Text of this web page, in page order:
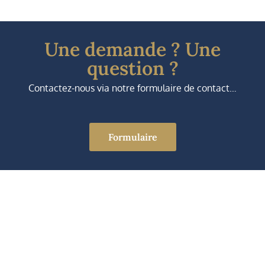
Une demande ? Une
question ?
Contactez-nous via notre formulaire de contact…
Formulaire